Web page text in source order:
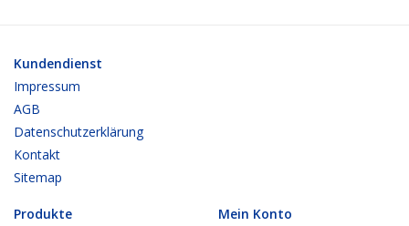
Kundendienst
Impressum
AGB
Datenschutzerklärung
Kontakt
Sitemap
Produkte
Mein Konto